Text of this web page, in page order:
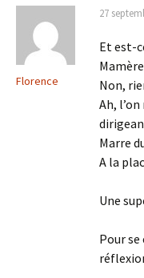
Florence
27
Et est-
Non,
Ah,
Marre
A la
Une
Pour se